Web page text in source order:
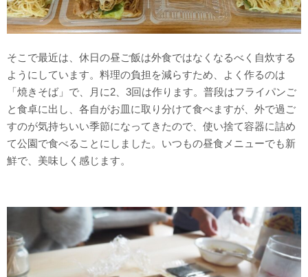
そこで最近は、休日の昼ご飯は外食ではなくなるべく自炊する
ようにしています。料理の負担を減らすため、よく作るのは
「焼きそば」で、月に2、3回は作ります。普段はフライパンご
と食卓に出し、各自がお皿に取り分けて食べますが、外で過ご
すのが気持ちいい季節になってきたので、使い捨て容器に詰め
て公園で食べることにしました。いつもの昼食メニューでも新
鮮で、美味しく感じます。